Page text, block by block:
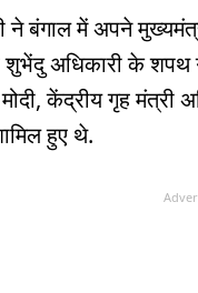
ने बंगाल में अपने
अधिकारी के शपथ
मोदी, केंद्रीय गृह
हुए थे.